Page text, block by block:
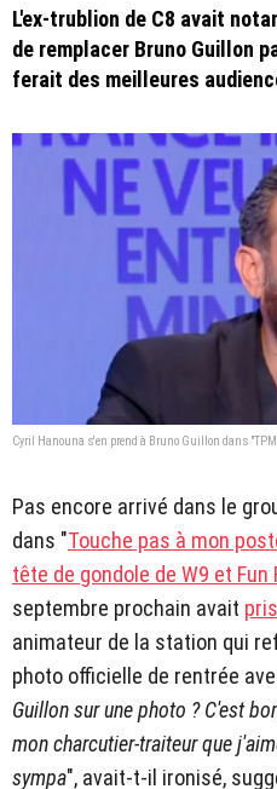
L'ex-trublion de C8 avait
de remplacer Bruno Guillon
ferait des meilleures
Cyril Hanouna s'en prend à Bruno Guillon dans
Pas encore arrivé dans le
dans "Touche pas à mon
tête de gondole de W9 et Fun
septembre prochain avait
animateur de la station qui
photo officielle de rentrée
Guillon sur une photo ? C'est
mon charcutier-traiteur que
sympa", avait-t-il ironisé,